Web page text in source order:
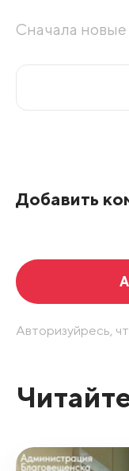
Сначала новые
Добавить
Авторизуйресь,